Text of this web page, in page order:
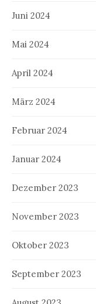
Juni 2024
Mai 2024
April 2024
März 2024
Februar 2024
Januar 2024
Dezember 2023
November 2023
Oktober 2023
September 2023